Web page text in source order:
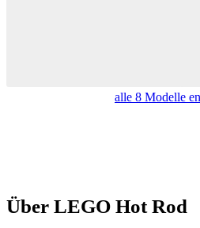
alle 8 Modelle
Über LEGO Hot Rod